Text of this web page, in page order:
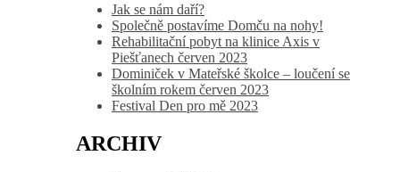
Jak se nám daří?
Společně postavíme Domču na nohy!
Rehabilitační pobyt na klinice Axis v
Piešťanech červen 2023
Dominiček v Mateřské školce – loučení se
školním rokem červen 2023
Festival Den pro mě 2023
ARCHIV